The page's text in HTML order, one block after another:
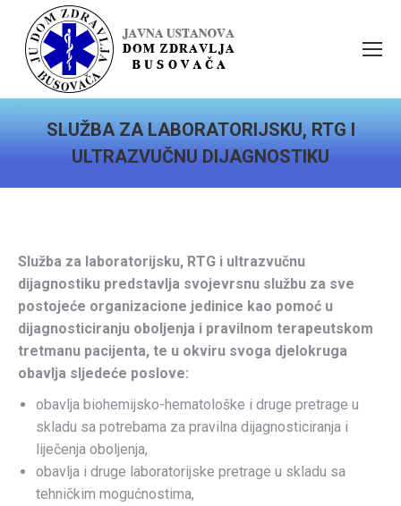
SLUŽBA ZA LABORATORIJSKU, RTG I
ULTRAZVUČNU DIJAGNOSTIKU
Služba za laboratorijsku, RTG i ultrazvučnu
dijagnostiku predstavlja svojevrsnu službu za sve
postojeće organizacione jedinice kao pomoć u
dijagnosticiranju oboljenja i pravilnom terapeutskom
tretmanu pacijenta, te u okviru svoga djelokruga
obavlja sljedeće poslove:
obavlja biohemijsko-hematološke i druge pretrage u
skladu sa potrebama za pravilna dijagnosticiranja i
liječenja oboljenja,
obavlja i druge laboratorijske pretrage u skladu sa
tehničkim mogućnostima,